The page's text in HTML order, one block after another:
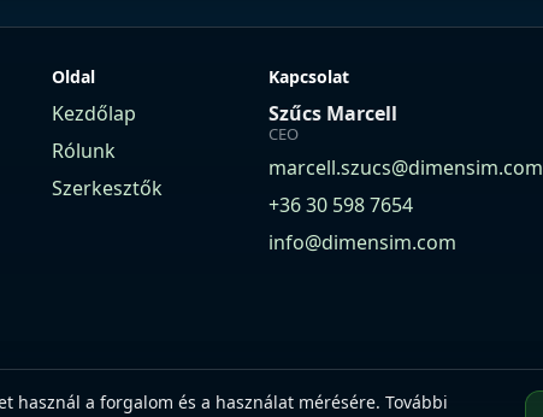
használ a forgalom és a használat mérésére. További
Oldal
Kezdőlap
Rólunk
Szerkesztők
Kapcsolat
Szűcs Marcell
CEO
marcell.szucs@dimensim.com
+36 30 598 7654
info@dimensim.com